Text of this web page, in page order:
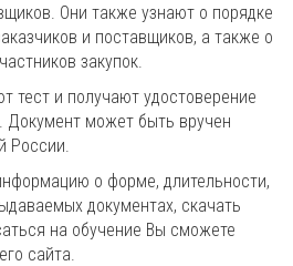
Они также узнают о порядке
и поставщиков, а также о
закупок.
тест и получают удостоверение
Документ может быть вручен
России.
о форме, длительности,
документах, скачать
на обучение Вы сможете
сайта.